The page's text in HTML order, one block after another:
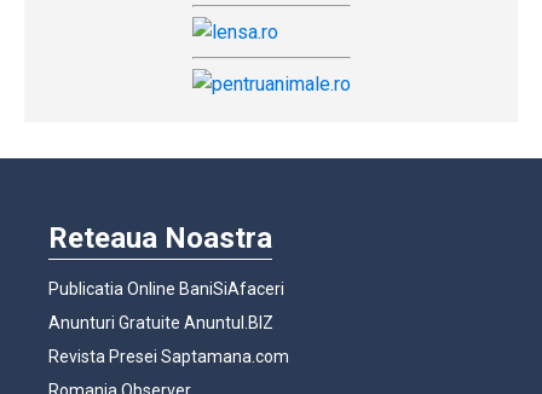
Reteaua Noastra
Publicatia Online BaniSiAfaceri
Anunturi Gratuite Anuntul.BIZ
Revista Presei Saptamana.com
Romania Observer